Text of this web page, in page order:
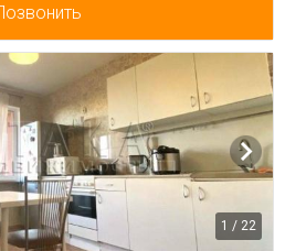
1 / 22